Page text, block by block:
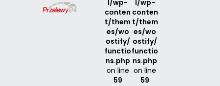
l/wp-
conten
t/them
es/wo
ostify/
functio
ns.php
on line
59
l/wp-
conten
t/them
es/wo
ostify/
functio
ns.php
on line
59